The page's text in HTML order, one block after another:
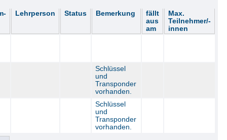
Lehrperson Status Bemerkung
fällt
aus
am
Max.
Teilnehmer/-
innen
Schlüssel
und
Transponder
vorhanden.
Schlüssel
und
Transponder
vorhanden.